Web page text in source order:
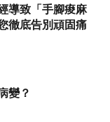
導致「手腳痠麻
徹底告別頑固痛
變？